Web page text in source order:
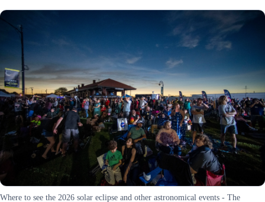
Where to see the 2026 solar eclipse and other astronomical events - The